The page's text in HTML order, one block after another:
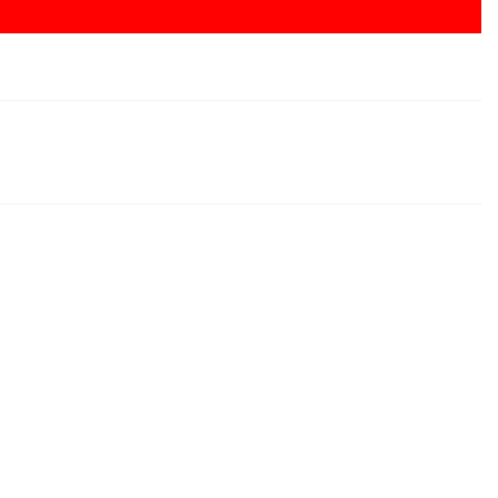
Sebebi ile İş Sağlığı ve Güvenliği'ni de
2025 07:00:00 saatleri arasında Bakım
Çalışması Sebebi ile İş Sağlığı ve Güvenliği'ni de